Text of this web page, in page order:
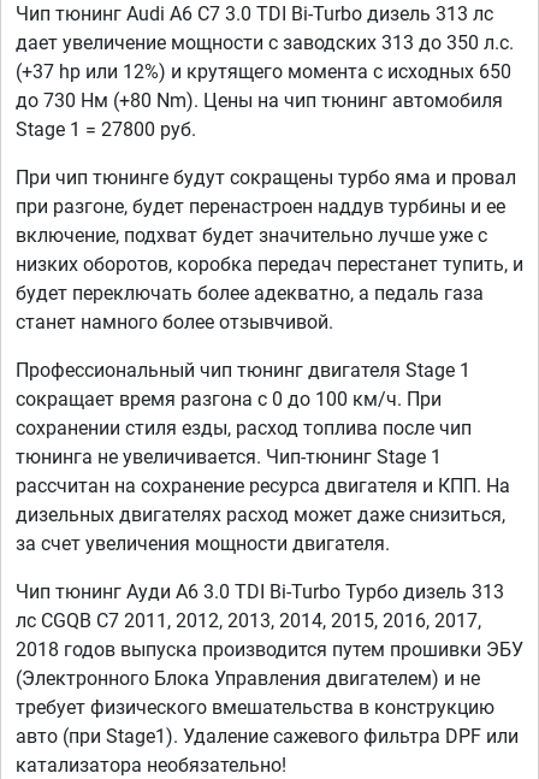
Чип тюнинг Audi A6 C7 3.0 TDI Bi-Turbo дизель 313 лс
дает увеличение мощности с заводских 313 до 350 л.с.
(+37 hp или 12%) и крутящего момента с исходных 650
до 730 Нм (+80 Nm). Цены на чип тюнинг автомобиля
Stage 1 = 27800 руб.
При чип тюнинге будут сокращены турбо яма и провал
при разгоне, будет перенастроен наддув турбины и ее
включение, подхват будет значительно лучше уже с
низких оборотов, коробка передач перестанет тупить, и
будет переключать более адекватно, а педаль газа
станет намного более отзывчивой.
Профессиональный чип тюнинг двигателя Stage 1
сокращает время разгона с 0 до 100 км/ч. При
сохранении стиля езды, расход топлива после чип
тюнинга не увеличивается. Чип-тюнинг Stage 1
рассчитан на сохранение ресурса двигателя и КПП. На
дизельных двигателях расход может даже снизиться,
за счет увеличения мощности двигателя.
Чип тюнинг Ауди А6 3.0 TDI Bi-Turbo Турбо дизель 313
лс CGQB C7 2011, 2012, 2013, 2014, 2015, 2016, 2017,
2018 годов выпуска производится путем прошивки ЭБУ
(Электронного Блока Управления двигателем) и не
требует физического вмешательства в конструкцию
авто (при Stage1). Удаление сажевого фильтра DPF или
катализатора необязательно!